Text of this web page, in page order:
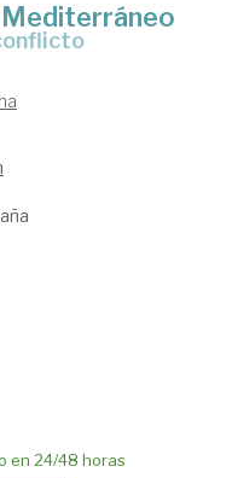
Mediterráneo
en 24/48 horas